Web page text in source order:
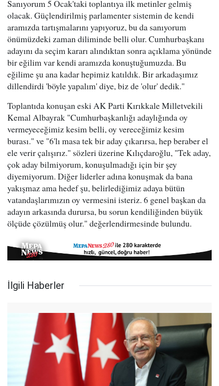
Sanıyorum 5 Ocak'taki toplantıya ilk metinler gelmiş
olacak. Güçlendirilmiş parlamenter sistemin de kendi
aramızda tartışmalarını yapıyoruz, bu da sanıyorum
önümüzdeki zaman diliminde belli olur. Cumhurbaşkanı
adayını da seçim kararı alındıktan sonra açıklama yönünde
bir eğilim var kendi aramızda konuştuğumuzda. Bu
eğilime şu ana kadar hepimiz katıldık. Bir arkadaşımız
dillendirdi 'böyle yapalım' diye, biz de 'olur' dedik."
Toplantıda konuşan eski AK Parti Kırıkkale Milletvekili
Kemal Albayrak "Cumhurbaşkanlığı adaylığında oy
vermeyeceğimiz kesim belli, oy vereceğimiz kesim
burası." ve "6'lı masa tek bir aday çıkarırsa, hep beraber el
ele verir çalışırız." sözleri üzerine Kılıçdaroğlu, "Tek aday,
çok aday bilmiyorum, konuşulmadığı için bir şey
diyemiyorum. Diğer liderler adına konuşmak da bana
yakışmaz ama hedef şu, belirlediğimiz adaya bütün
vatandaşlarımızın oy vermesini isteriz. 6 genel başkan da
adayın arkasında durursa, bu sorun kendiliğinden büyük
ölçüde çözülmüş olur." değerlendirmesinde bulundu.
İlgili Haberler